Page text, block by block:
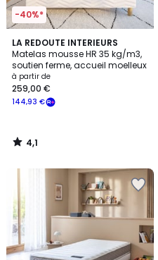
-40%*
LA REDOUTE INTERIEURS
Matelas mousse HR 35 kg/m3,
soutien ferme, accueil moelleux
à partir de
144,93 €
259,00 €
4,1
/ 5
4,1
/